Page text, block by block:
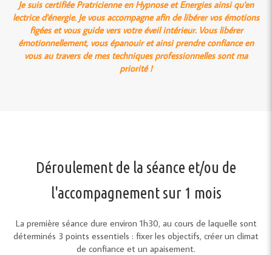
Je suis certifiée Pratricienne en Hypnose et Energies ainsi qu'en
lectrice d'énergie. Je vous accompagne afin de libérer vos émotions
figées et vous guide vers votre éveil intérieur. Vous libérer
émotionnellement, vous épanouir et ainsi prendre confiance en
vous au travers de mes techniques professionnelles sont ma
priorité !
Déroulement de la séance et/ou de
l'accompagnement sur 1 mois
La première séance dure environ 1h30, au cours de laquelle sont
déterminés 3 points essentiels : fixer les objectifs, créer un climat
de confiance et un apaisement.